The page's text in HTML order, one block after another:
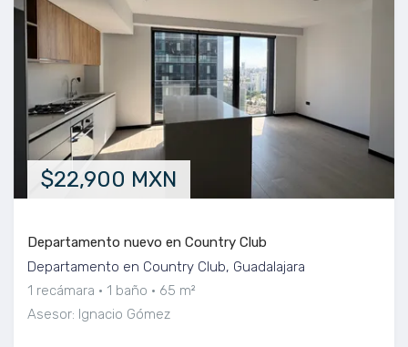
$22,900 MXN
Departamento nuevo en Country Club
Departamento en Country Club, Guadalajara
1 recámara
1 baño
65 m²
Asesor: Ignacio Gómez